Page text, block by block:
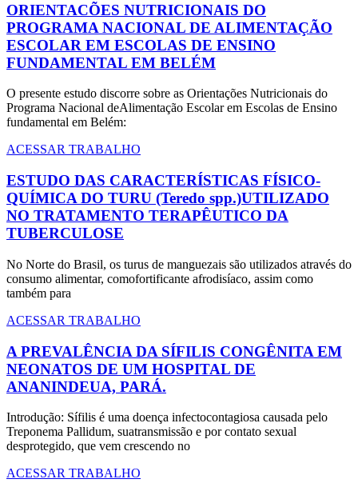
ORIENTACÕES NUTRICIONAIS DO
PROGRAMA NACIONAL DE ALIMENTAÇÃO
ESCOLAR EM ESCOLAS DE ENSINO
FUNDAMENTAL EM BELÉM
O presente estudo discorre sobre as Orientações Nutricionais do
Programa Nacional deAlimentação Escolar em Escolas de Ensino
fundamental em Belém:
ACESSAR TRABALHO
ESTUDO DAS CARACTERÍSTICAS FÍSICO-
QUÍMICA DO TURU (Teredo spp.)UTILIZADO
NO TRATAMENTO TERAPÊUTICO DA
TUBERCULOSE
No Norte do Brasil, os turus de manguezais são utilizados através do
consumo alimentar, comofortificante afrodisíaco, assim como
também para
ACESSAR TRABALHO
A PREVALÊNCIA DA SÍFILIS CONGÊNITA EM
NEONATOS DE UM HOSPITAL DE
ANANINDEUA, PARÁ.
Introdução: Sífilis é uma doença infectocontagiosa causada pelo
Treponema Pallidum, suatransmissão e por contato sexual
desprotegido, que vem crescendo no
ACESSAR TRABALHO